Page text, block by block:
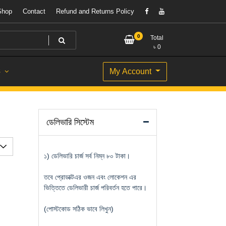
Contact Refund and Returns Policy
0
Total
৳ 0
My Account
ডেলিভারি সিস্টেম
১) ডেলিভারি চার্জ সর্ব নিম্ন ৮০ টাকা।
তবে প্রোডাক্টএর ওজন এবং লোকেশন এর
ভিত্তিতে ডেলিভারী চার্জ পরিবর্তন হতে পারে।
(পোস্টকোড সঠিক ভাবে লিখুন)